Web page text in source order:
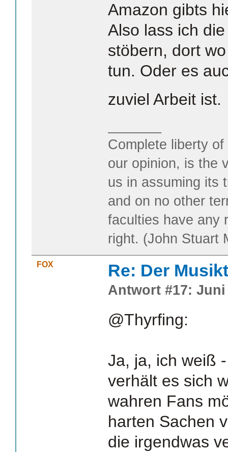
Amazon gibts
Also lass ich
stöbern, dort
tun. Oder es
zuviel Arbeit
Complete liberty
our opinion, is the
us in assuming its
and on no other
faculties have any
right. (John Stuart
FOX Re: Der
Antwort #17: Juni
@Thyrfing:
Ja, ja, ich weiß
verhält es sich
wahren Fans
harten Sachen
die irgendwas